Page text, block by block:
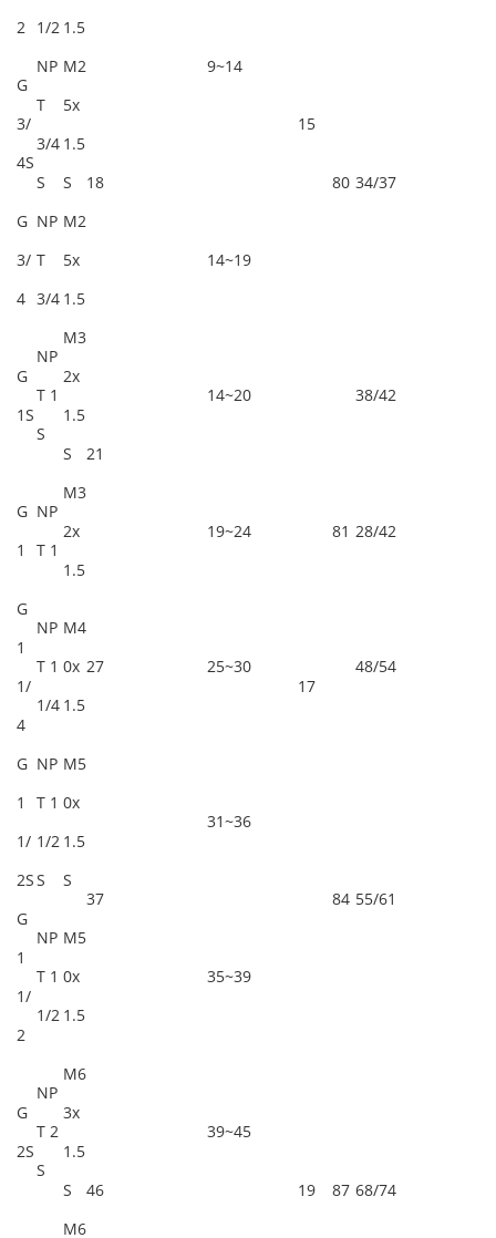
2 1/2 1.5
9~14
15
G
3/
4S
NP
T
3/4
S
M2
5x
1.5
S
18 80 34/37
G
3/
4
NP
T
3/4
M2
5x
1.5
14~19
G
1S
NP
T 1
S
M3
2x
1.5
S
21
14~20
17
81
38/42
G
1
NP
T 1
M3
2x
1.5
19~24 28/42
G
1
1/
4
NP
T 1
1/4
M4
0x
1.5
27 25~30 48/54
G
1
1/
2S
NP
T 1
1/2
S
M5
0x
1.5
S
37
31~36
84 55/61
G
1
1/
2
NP
T 1
1/2
M5
0x
1.5
35~39
G
2S
NP
T 2
S
M6
3x
1.5
S
46
39~45
19 87 68/74
M6